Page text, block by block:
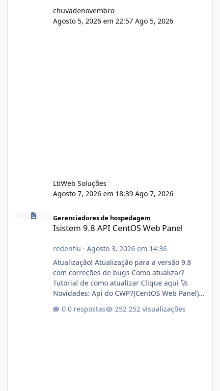
chuvadenovembro
Agosto 5, 2026 em 22:57 Ago 5, 2026
LtiWeb Soluções
Agosto 7, 2026 em 18:39 Ago 7, 2026
Isistem 9.8 API CentOS Web Panel
Gerenciadores de hospedagem
Isistem 9.8 API CentOS Web Panel
redenflu · Agosto 3, 2026 em 14:36
Atualização! Atualização para a versão 9.8
com correções de bugs Como atualizar?
Tutorial de como atualizar Clique aqui 🚀
Novidades: Api do CWP7(CentOS Web Panel)
autorizado a usasr o isistem:
0 respostas 252 visualizações